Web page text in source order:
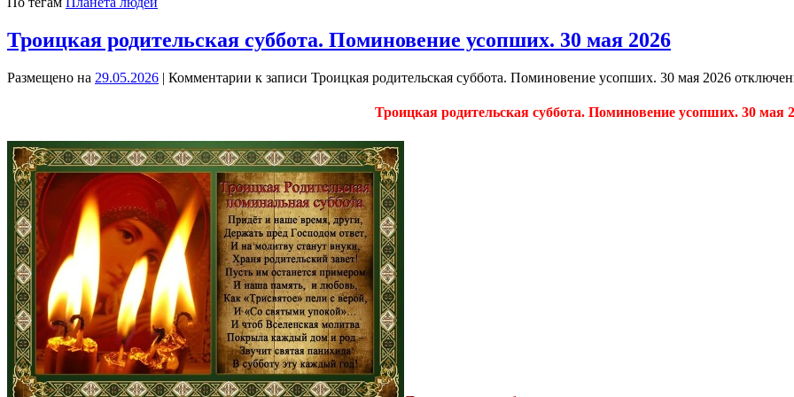
Троицкая родительская суббота. Поминовение усопших. 30 мая 2026
Размещено на 29.05.2026 | Комментарии к записи Троицкая родительская суббота. Поминовение усопших. 30 мая 2026
Троицкая родительская суббота. Поминовение усопших. 30 мая